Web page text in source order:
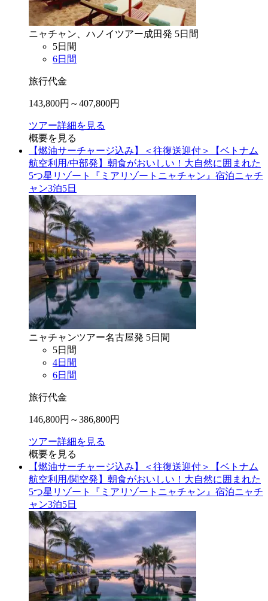
ニャチャン、ハノイ ツアー成田発 5日間
5日間
6日間
旅行代金
143,800円～407,800円
ツアー詳細を見る
概要を見る
【燃油サーチャージ込み】＜往復送迎付＞【ベトナム
航空利用/中部発】朝食がおいしい！大自然に囲まれた
5つ星リゾート『ミアリゾートニャチャン』宿泊ニャチ
ャン3泊5日
ニャチャンツアー名古屋発 5日間
5日間
4日間
6日間
旅行代金
146,800円～386,800円
ツアー詳細を見る
概要を見る
【燃油サーチャージ込み】＜往復送迎付＞【ベトナム
航空利用/関空発】朝食がおいしい！大自然に囲まれた
5つ星リゾート『ミアリゾートニャチャン』宿泊ニャチ
ャン3泊5日